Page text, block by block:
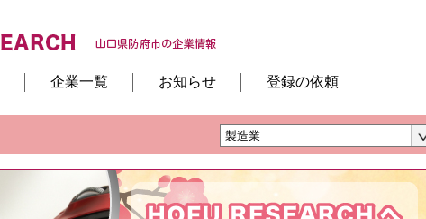
企業一覧 お知らせ 登録の依頼